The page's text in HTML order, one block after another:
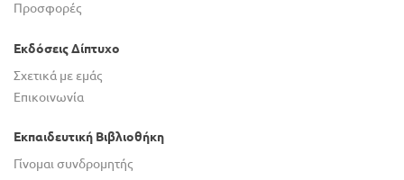
Προσφορές
Εκδόσεις Δίπτυχο
Σχετικά με εμάς
Επικοινωνία
Εκπαιδευτική Βιβλιοθήκη
Γίνομαι συνδρομητής